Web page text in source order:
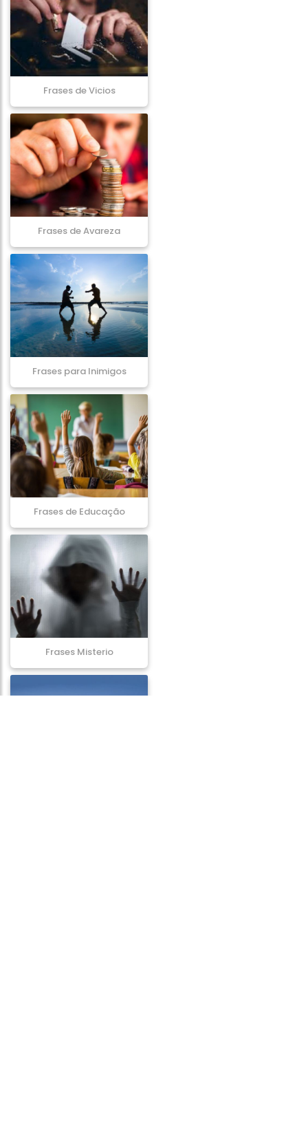
Frases de Vicios
Frases de Avareza
Frases para Inimigos
Frases de Educação
Frases Misterio